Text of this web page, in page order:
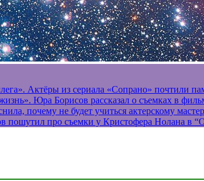
Актёры из сериала «Сопрано» почтили
Юра Борисов рассказал о съемках в
почему не будет учиться актерскому
пошутил про съемки у Кристофера Нолана в